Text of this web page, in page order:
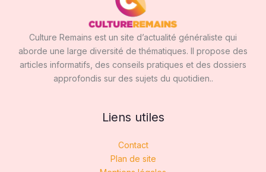
Culture Remains est un site d’actualité généraliste qui
aborde une large diversité de thématiques. Il propose des
articles informatifs, des conseils pratiques et des dossiers
approfondis sur des sujets du quotidien..
Liens utiles
Contact
Plan de site